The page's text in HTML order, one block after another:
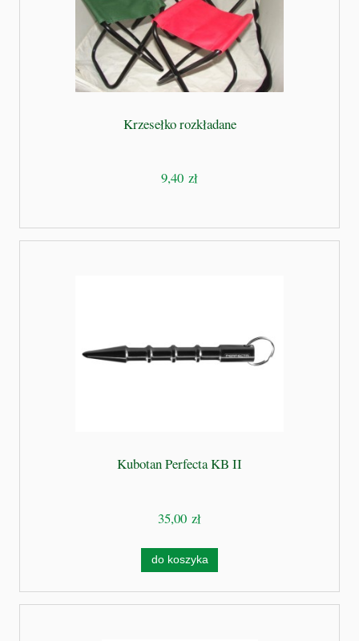
Krzesełko rozkładane
9,40 zł
Kubotan Perfecta KB II
35,00 zł
do koszyka